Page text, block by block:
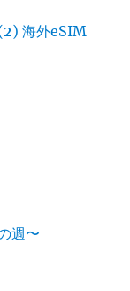
海外eSIM
週〜